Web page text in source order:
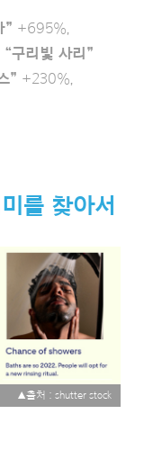
” +695%,
“구리빛 사리”
” +230%,
를 찾아서
▲출처 : shutter stock